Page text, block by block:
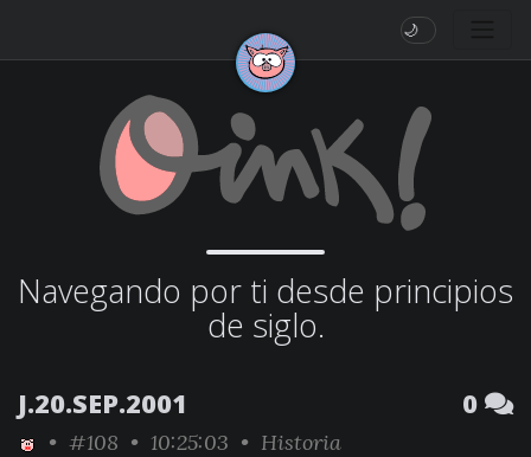
🌙
Navegando por ti desde principios
de siglo.
J.20.SEP.2001 0
• #108 • 10:25:03 • Historia